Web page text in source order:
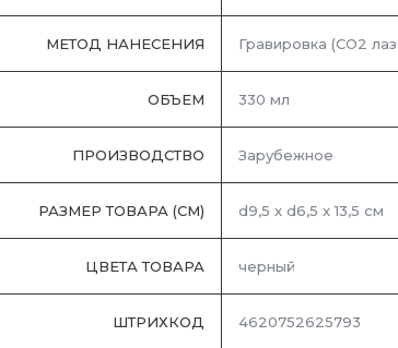
МЕТОД НАНЕСЕНИЯ Гравировка (CO2
ОБЪЕМ 330 мл
ПРОИЗВОДСТВО Зарубежное
РАЗМЕР ТОВАРА (СМ) d9,5 x d6,5 x 13,5 см
ЦВЕТА ТОВАРА черный
ШТРИХКОД 4620752625793